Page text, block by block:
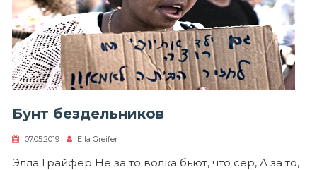
Бунт бездельников
07.05.2019 Ella Greifer
Элла Грайфер Не за то волка бьют, что сер, А за то,